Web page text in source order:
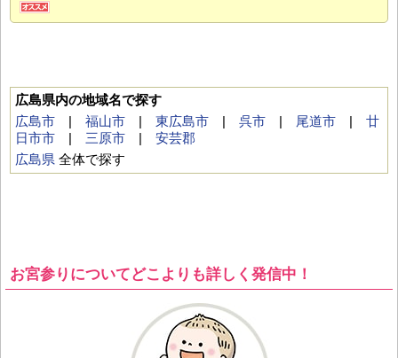
広島県内の地域名で探す
広島市 | 福山市 | 東広島市 | 呉市 | 尾道市 | 廿
日市市 | 三原市 | 安芸郡
広島県 全体で探す
お宮参りについてどこよりも詳しく発信中！